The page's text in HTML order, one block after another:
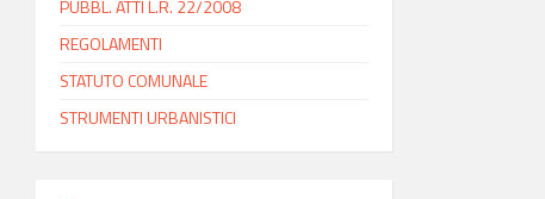
PUBBL. ATTI L.R. 22/2008
REGOLAMENTI
STATUTO COMUNALE
STRUMENTI URBANISTICI